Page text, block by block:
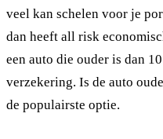
veel kan schelen voor je
dan heeft all risk
een auto die ouder is dan
verzekering. Is de auto
de populairste optie.